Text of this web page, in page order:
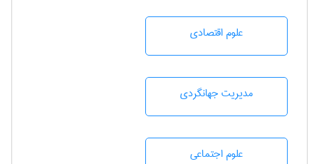
علوم اقتصادی
مديريت جهانگردی
علوم اجتماعی